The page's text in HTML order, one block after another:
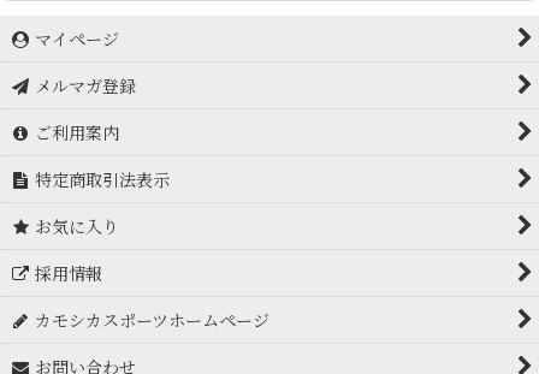
アイスブレーカー icebreaker
アークテリクス Arc'teryx
アドフリクション
アルトラ ALTRA
アルバ arva
アンパラレル UNPARALLEL
マイページ
メルマガ登録
ご利用案内
特定商取引法表示
お気に入り
採用情報
カモシカスポーツホームページ
お問い合わせ